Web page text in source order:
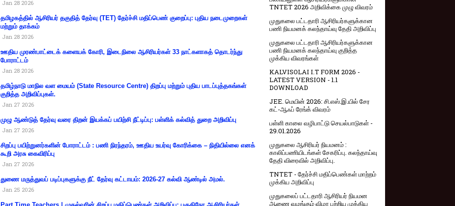
Jan 28 2026
தமிழகத்தில் ஆசிரியர் தகுதித் தேர்வு (TET) தேர்ச்சி மதிப்பெண் குறைப்பு: புதிய நடைமுறைகள்
மற்றும் தாக்கம்
Jan 28 2026
ஊதிய முரண்பாட்டைக் களையக் கோரி, இடைநிலை ஆசிரியர்கள் 33 நாட்களாகத் தொடர்ந்து
போராட்டம்
Jan 28 2026
தமிழ்நாடு மாநில வள மையம் (State Resource Centre) திறப்பு மற்றும் புதிய பாடப்புத்தகங்கள்
குறித்த அறிவிப்புகள்.
Jan 27 2026
முழு ஆண்டுத் தேர்வு வரை திறன் இயக்கப் பயிற்சி நீட்டிப்பு: பள்ளிக் கல்வித் துறை அறிவிப்பு
Jan 27 2026
சிறப்பு பயிற்றுனர்களின் போராட்டம் : பணி நிரந்தரம், ஊதிய உயர்வு கோரிக்கை – நிதியில்லை எனக்
கூறி அரசு கைவிரிப்பு
Jan 27 2026
துணை மருத்துவப் படிப்புகளுக்கு நீட் தேர்வு கட்டாயம்: 2026-27 கல்வி ஆண்டில் அமல்.
Jan 25 2026
Part Time Teachers | முதல்வரின் சிறப்பு மதிப்பெண்கள் அறிவிப்பு: பகுதிநேர ஆசிரியர்கள்
TNTET 2026 அறிவிக்கை முழு விவரம்
முதுகலை பட்டதாரி ஆசிரியர்களுக்கான
பணி நியமனக் கலந்தாய்வு தேதி அறிவிப்பு
முதுகலை பட்டதாரி ஆசிரியர்களுக்கான
பணி நியமனக் கலந்தாய்வு குறித்த
முக்கிய விவரங்கள்
KALVISOLAI I.T FORM 2026 -
LATEST VERSION - 1.1
DOWNLOAD
JEE. மெயின் 2026: சி.எஸ்.இ.யில் சேர
கட்-ஆஃப் ரேங்க் விவரம்
பள்ளி காலை வழிபாட்டு செயல்பாடுகள் -
29.01.2026
முதுகலை ஆசிரியர் நியமனம் :
காலிப்பணியிடங்கள் சேகரிப்பு. கலந்தாய்வு
தேதி விரைவில் அறிவிப்பு.
TNTET - தேர்ச்சி மதிப்பெண்கள் மாற்றம்
முக்கிய அறிவிப்பு
முதுகலைப் பட்டதாரி ஆசிரியர் நியமன
ஆணை வழங்கும் விழா பற்றிய முக்கிய